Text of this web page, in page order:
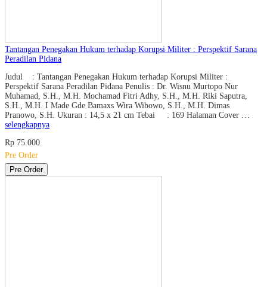
Tantangan Penegakan Hukum terhadap Korupsi Militer : Perspektif Sarana
Peradilan Pidana
Judul : Tantangan Penegakan Hukum terhadap Korupsi Militer :
Perspektif Sarana Peradilan Pidana Penulis : Dr. Wisnu Murtopo Nur
Muhamad, S.H., M.H. Mochamad Fitri Adhy, S.H., M.H. Riki Saputra,
S.H., M.H. I Made Gde Bamaxs Wira Wibowo, S.H., M.H. Dimas
Pranowo, S.H. Ukuran : 14,5 x 21 cm Tebai : 169 Halaman Cover …
selengkapnya
Rp 75.000
Pre Order
Pre Order